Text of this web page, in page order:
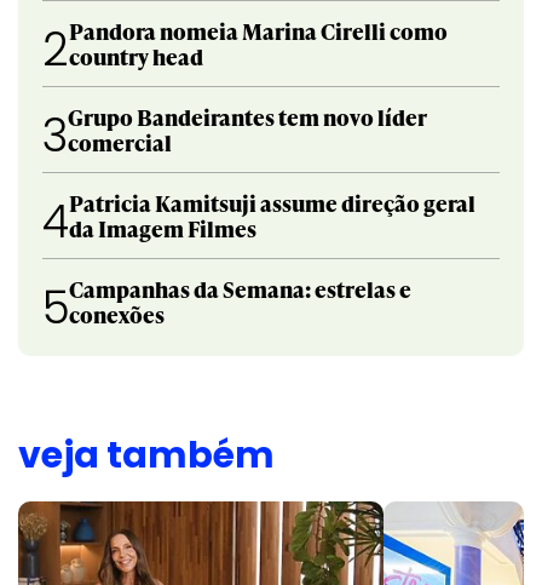
2Pandora nomeia Marina Cirelli como
country head
3Grupo Bandeirantes tem novo líder
comercial
4Patricia Kamitsuji assume direção geral
da Imagem Filmes
5Campanhas da Semana: estrelas e
conexões
veja também